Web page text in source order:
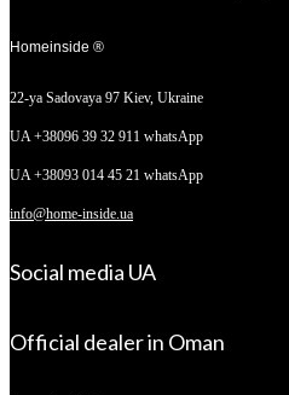
Homeinside ®
22-ya Sadovaya 97 Kiev, Ukraine
UA +38096 39 32 911 whatsApp
UA +38093 014 45 21 whatsApp
info@home-inside.ua
Social media UA
Official dealer in Oman